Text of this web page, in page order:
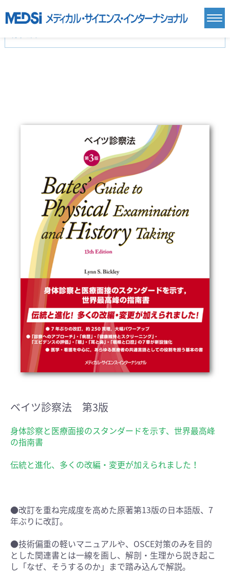
基礎医学(93)
基礎医学関連科学(80)
自然科学(25)
医療技術(16)
歯科学(3)
薬学(7)
保健・体育(1)
医学一般(91) マルチメディア(0)
ベイツ診察法 第3版
身体診察と医療面接のスタンダードを示す、世界最高峰
の指南書
伝統と進化、多くの改編・変更が加えられました！
●改訂を重ね完成度を高めた原著第13版の日本語版、7
年ぶりに改訂。
●技術偏重の軽いマニュアルや、OSCE対策のみを目的
とした関連書とは一線を画し、解剖・生理から説き起こ
し「なぜ、そうするのか」まで踏み込んで解説。